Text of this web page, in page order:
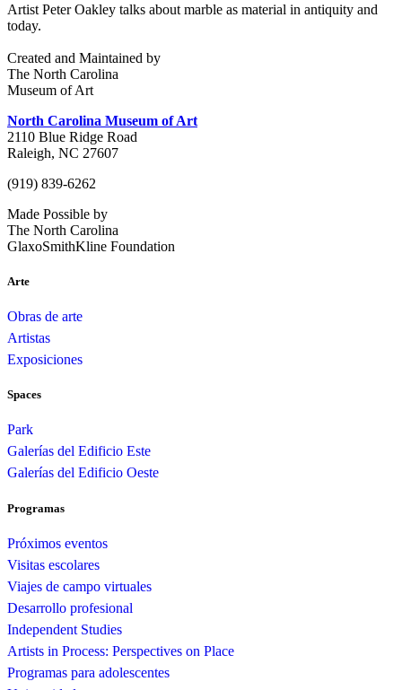
Artist Peter Oakley talks about marble as material in antiquity and
today.
Created and Maintained by
The North Carolina
Museum of Art
North Carolina Museum of Art
2110 Blue Ridge Road
Raleigh, NC 27607
(919) 839-6262
Made Possible by
The North Carolina
GlaxoSmithKline Foundation
Arte
Obras de arte
Artistas
Exposiciones
Spaces
Park
Galerías del Edificio Este
Galerías del Edificio Oeste
Programas
Próximos eventos
Visitas escolares
Viajes de campo virtuales
Desarrollo profesional
Independent Studies
Artists in Process: Perspectives on Place
Programas para adolescentes